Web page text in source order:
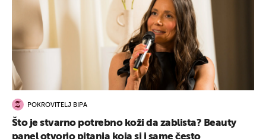
POKROVITELJ BIPA
Što je stvarno potrebno koži da zablista? Beauty